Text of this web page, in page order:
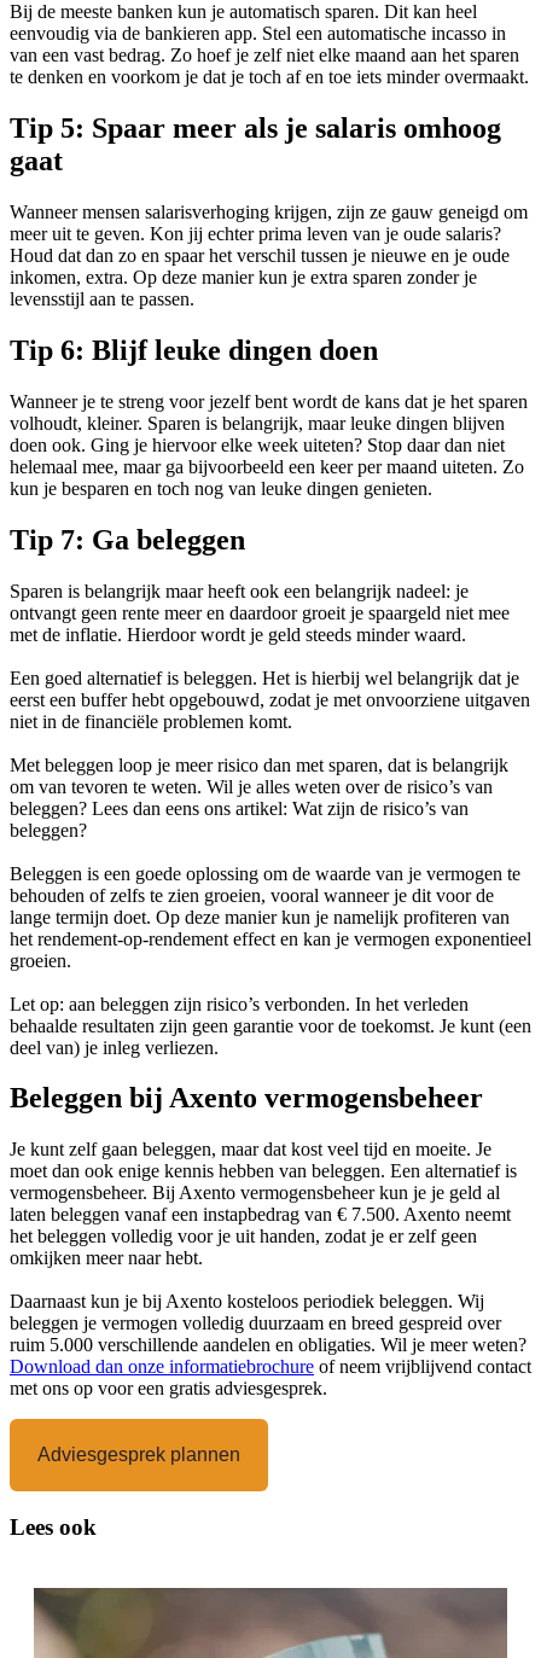
Bij de meeste banken kun je automatisch sparen. Dit kan heel
eenvoudig via de bankieren app. Stel een automatische incasso in
van een vast bedrag. Zo hoef je zelf niet elke maand aan het sparen
te denken en voorkom je dat je toch af en toe iets minder overmaakt.
Tip 5: Spaar meer als je salaris omhoog
gaat
Wanneer mensen salarisverhoging krijgen, zijn ze gauw geneigd om
meer uit te geven. Kon jij echter prima leven van je oude salaris?
Houd dat dan zo en spaar het verschil tussen je nieuwe en je oude
inkomen, extra. Op deze manier kun je extra sparen zonder je
levensstijl aan te passen.
Tip 6: Blijf leuke dingen doen
Wanneer je te streng voor jezelf bent wordt de kans dat je het sparen
volhoudt, kleiner. Sparen is belangrijk, maar leuke dingen blijven
doen ook. Ging je hiervoor elke week uiteten? Stop daar dan niet
helemaal mee, maar ga bijvoorbeeld een keer per maand uiteten. Zo
kun je besparen en toch nog van leuke dingen genieten.
Tip 7: Ga beleggen
Sparen is belangrijk maar heeft ook een belangrijk nadeel: je
ontvangt geen rente meer en daardoor groeit je spaargeld niet mee
met de inflatie. Hierdoor wordt je geld steeds minder waard.
Een goed alternatief is beleggen. Het is hierbij wel belangrijk dat je
eerst een buffer hebt opgebouwd, zodat je met onvoorziene uitgaven
niet in de financiële problemen komt.
Met beleggen loop je meer risico dan met sparen, dat is belangrijk
om van tevoren te weten. Wil je alles weten over de risico’s van
beleggen? Lees dan eens ons artikel: Wat zijn de risico’s van
beleggen?
Beleggen is een goede oplossing om de waarde van je vermogen te
behouden of zelfs te zien groeien, vooral wanneer je dit voor de
lange termijn doet. Op deze manier kun je namelijk profiteren van
het rendement-op-rendement effect en kan je vermogen exponentieel
groeien.
Let op: aan beleggen zijn risico’s verbonden. In het verleden
behaalde resultaten zijn geen garantie voor de toekomst. Je kunt (een
deel van) je inleg verliezen.
Beleggen bij Axento vermogensbeheer
Je kunt zelf gaan beleggen, maar dat kost veel tijd en moeite. Je
moet dan ook enige kennis hebben van beleggen. Een alternatief is
vermogensbeheer. Bij Axento vermogensbeheer kun je je geld al
laten beleggen vanaf een instapbedrag van € 7.500. Axento neemt
het beleggen volledig voor je uit handen, zodat je er zelf geen
omkijken meer naar hebt.
Daarnaast kun je bij Axento kosteloos periodiek beleggen. Wij
beleggen je vermogen volledig duurzaam en breed gespreid over
ruim 5.000 verschillende aandelen en obligaties. Wil je meer weten?
Download dan onze informatiebrochure of neem vrijblijvend contact
met ons op voor een gratis adviesgesprek.
Adviesgesprek plannen
Lees ook